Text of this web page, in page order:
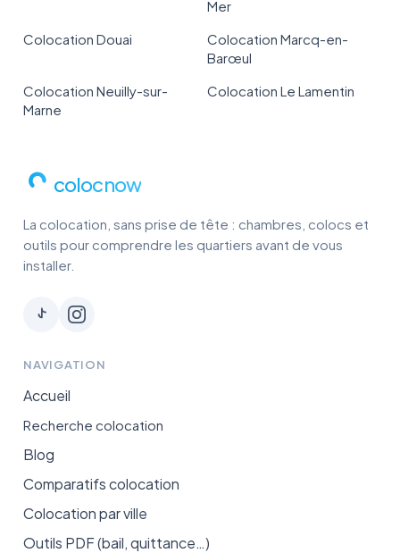
Mer
Colocation Douai
Colocation Marcq-en-
Barœul
Colocation Neuilly-sur-
Marne
Colocation Le Lamentin
colocnow
La colocation, sans prise de tête : chambres, colocs et
outils pour comprendre les quartiers avant de vous
installer.
NAVIGATION
Accueil
Recherche colocation
Blog
Comparatifs colocation
Colocation par ville
Outils PDF (bail, quittance…)